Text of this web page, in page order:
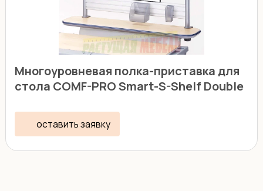
Многоуровневая полка-приставка для
стола COMF-PRO Smart-S-Shelf Double
оставить заявку